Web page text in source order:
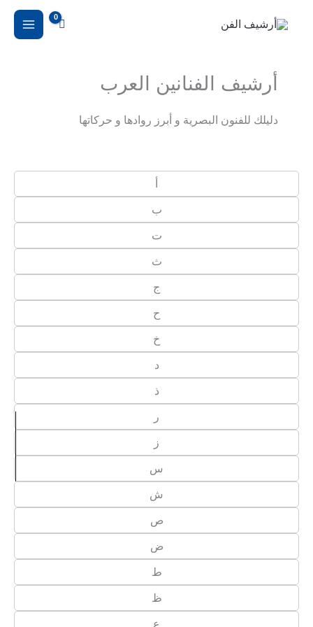
أرشيف الفنانين العرب
دليلك للفنون البصرية و أبرز روادها و حركاتها
ب
ت
ث
ج
ح
خ
د
ذ
ر
ز
س
ش
ص
ض
ط
ظ
ع